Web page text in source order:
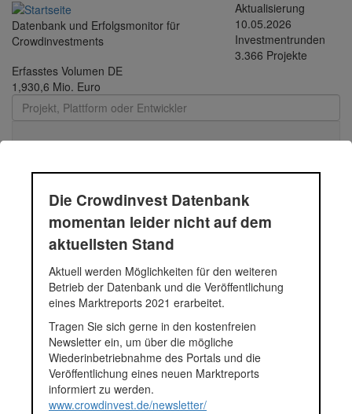
Direkt
zum
Inhalt
Datenbank und Erfolgsmonitor für
Crowdinvestments
Aktualisierung
10.05.2026
Investmentrunden
3.366 Projekte
Erfasstes Volumen DE
1,930,6 Mio. Euro
Toggle
Schulungen für neues
Personal | Funding Circle
Kredit | 2018 - 906551414
Schulungen für neues Personal
Finanziert in
2018
Segment
Unternehmen
Anlagestatus
Nicht ausgewiesen
Plattform
Funding Circle
Korrekturen / Updates übermitteln
Die Crowdinvest Datenbank
momentan leider nicht auf dem
aktuellsten Stand
Aktuell werden Möglichkeiten für den weiteren
Betrieb der Datenbank und die Veröffentlichung
eines Marktreports 2021 erarbeitet.
Tragen Sie sich gerne in den kostenfreien
Newsletter ein, um über die mögliche
Wiederinbetriebnahme des Portals und die
Veröffentlichung eines neuen Marktreports
informiert zu werden.
www.crowdinvest.de/newsletter/